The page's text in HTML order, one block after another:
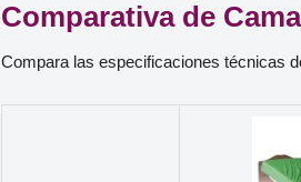
Comparativa de
Compara las especificaciones técnicas